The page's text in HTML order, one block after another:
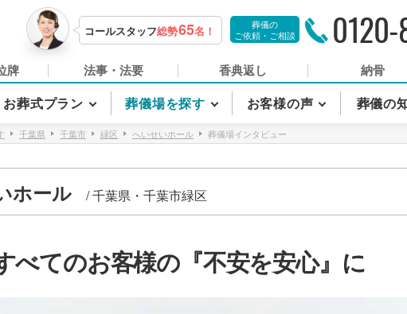
コールスタッフ総勢65名！
葬儀の
ご依頼・ご相談
牌 法事・法要 香典返し 納骨
お葬式プラン 葬儀場を探す お客様の声 葬儀の
千葉県 千葉市 緑区 へいせいホール 葬儀場インタビュー
ホール /千葉県・千葉市緑区
べてのお客様の『不安を安心』に